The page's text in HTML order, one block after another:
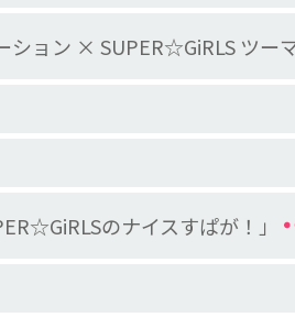
ション × SUPER☆GiRLS ツ
のナイスすぱが！」